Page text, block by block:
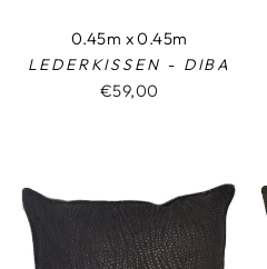
0.45m x 0.45m
LEDERKISSEN - DIBA
€59,00